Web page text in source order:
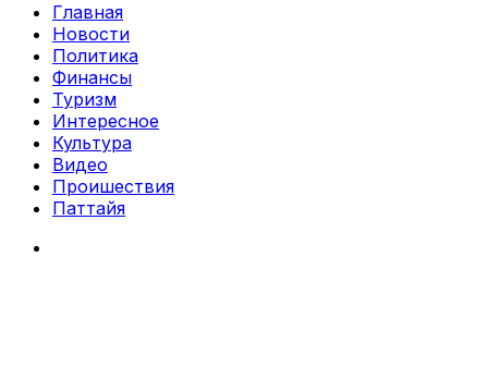
Главная
Новости
Политика
Финансы
Туризм
Интересное
Культура
Видео
Проишествия
Паттайя